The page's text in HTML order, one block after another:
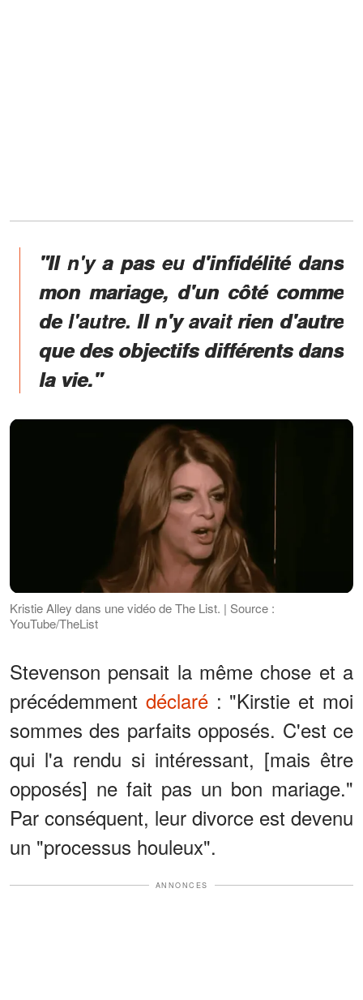
"Il n'y a pas eu d'infidélité dans
mon mariage, d'un côté comme
de l'autre. Il n'y avait rien d'autre
que des objectifs différents dans
la vie."
Kristie Alley dans une vidéo de The List. | Source :
YouTube/TheList
Stevenson pensait la même chose et a
précédemment déclaré: "Kirstie et moi
sommes des parfaits opposés. C'est ce
qui l'a rendu si intéressant, [mais être
opposés] ne fait pas un bon mariage."
Par conséquent, leur divorce est devenu
un "processus houleux".
ANNONCES